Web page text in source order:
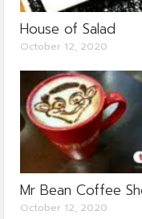
House of Salad
October 12, 2020
Mr Bean Coffee
October 12, 2020